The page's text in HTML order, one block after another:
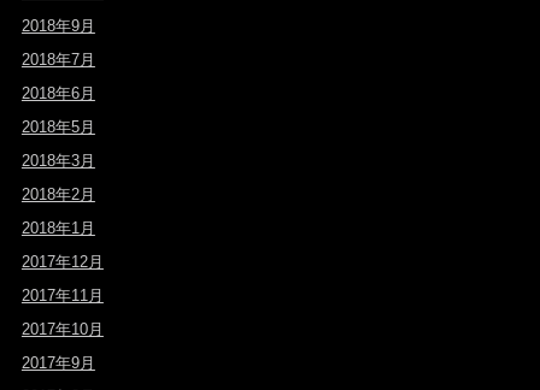
2018年9月
2018年7月
2018年6月
2018年5月
2018年3月
2018年2月
2018年1月
2017年12月
2017年11月
2017年10月
2017年9月